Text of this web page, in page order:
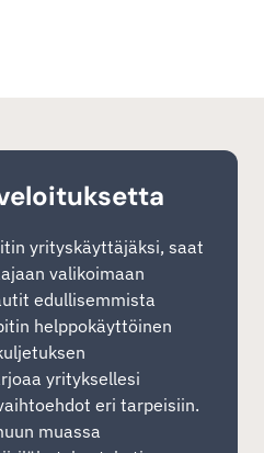
yrityskäyttäjäksi, saat
valikoimaan
edullisemmista
helppokäyttöinen
yrityksellesi
eri tarpeisiin.
muassa